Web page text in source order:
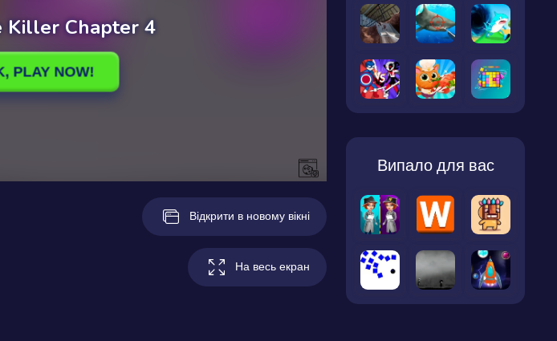
Відкрити в новому вікні
На весь екран
Випало для вас